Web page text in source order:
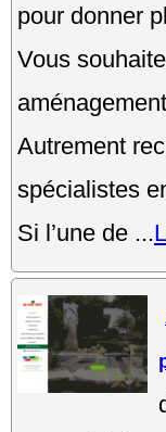
pour donner
Vous
Autrement
spécialistes
Si l’une de ...